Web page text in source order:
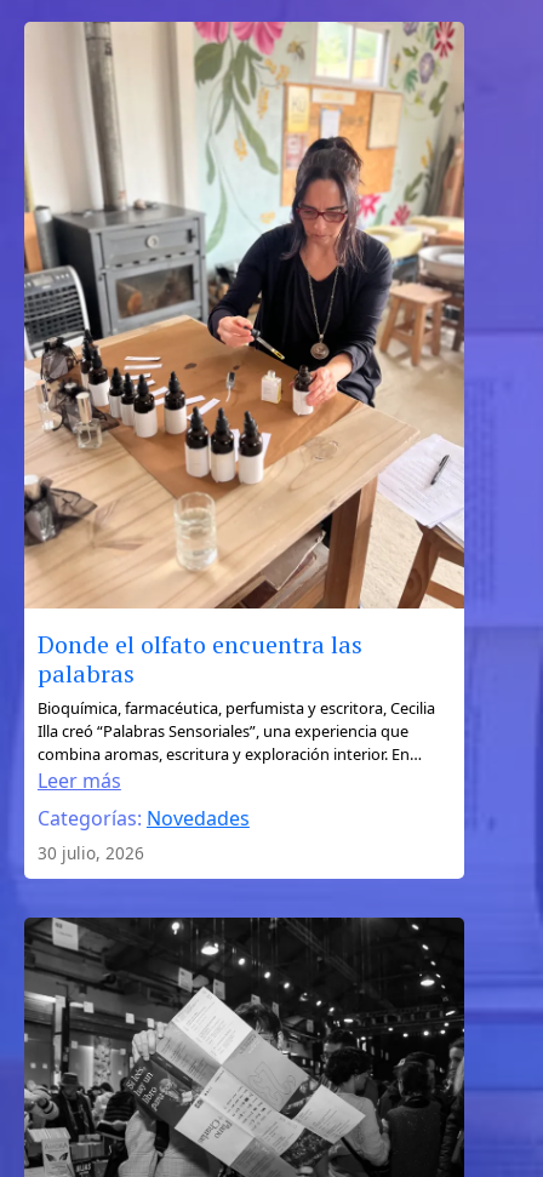
Donde el olfato encuentra las
palabras
Bioquímica, farmacéutica, perfumista y escritora, Cecilia
Illa creó “Palabras Sensoriales”, una experiencia que
combina aromas, escritura y exploración interior. En…
Leer más
:
Donde
el
olfato
encuentra
las
palabras
Categorías: Novedades
30 julio, 2026